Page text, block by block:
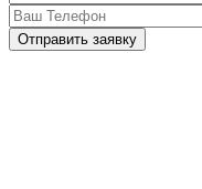
Отправить заявку